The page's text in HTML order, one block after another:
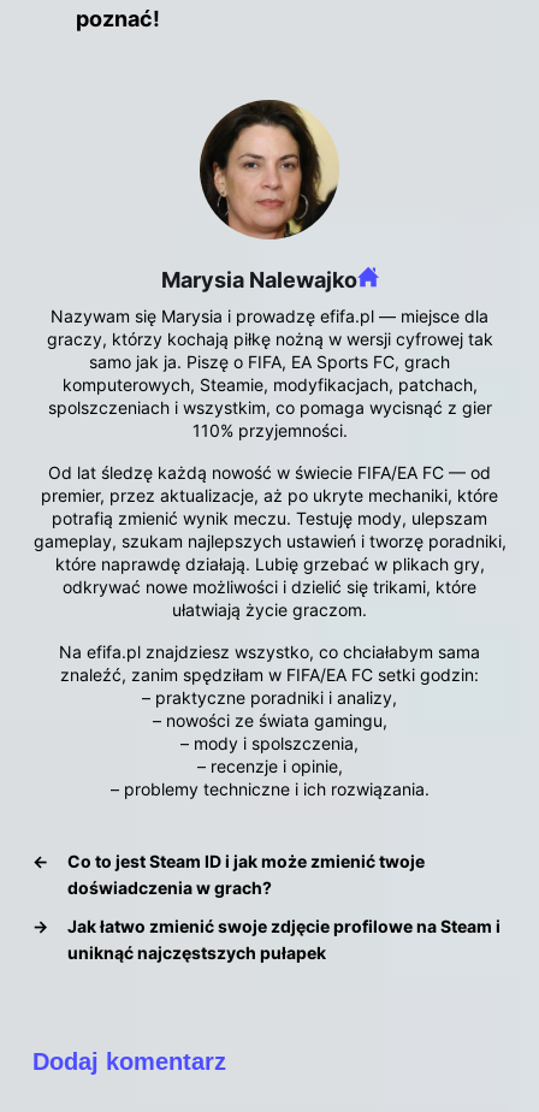
poznać!
Marysia Nalewajko
Nazywam się Marysia i prowadzę efifa.pl — miejsce dla
graczy, którzy kochają piłkę nożną w wersji cyfrowej tak
samo jak ja. Piszę o FIFA, EA Sports FC, grach
komputerowych, Steamie, modyfikacjach, patchach,
spolszczeniach i wszystkim, co pomaga wycisnąć z gier
110% przyjemności.
Od lat śledzę każdą nowość w świecie FIFA/EA FC — od
premier, przez aktualizacje, aż po ukryte mechaniki, które
potrafią zmienić wynik meczu. Testuję mody, ulepszam
gameplay, szukam najlepszych ustawień i tworzę poradniki,
które naprawdę działają. Lubię grzebać w plikach gry,
odkrywać nowe możliwości i dzielić się trikami, które
ułatwiają życie graczom.
Na efifa.pl znajdziesz wszystko, co chciałabym sama
znaleźć, zanim spędziłam w FIFA/EA FC setki godzin:
– praktyczne poradniki i analizy,
– nowości ze świata gamingu,
– mody i spolszczenia,
– recenzje i opinie,
– problemy techniczne i ich rozwiązania.
←
Co to jest Steam ID i jak może zmienić twoje
doświadczenia w grach?
→
Jak łatwo zmienić swoje zdjęcie profilowe na Steam i
uniknąć najczęstszych pułapek
Dodaj komentarz